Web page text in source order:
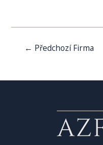
Navigace
← Předchozí Firma